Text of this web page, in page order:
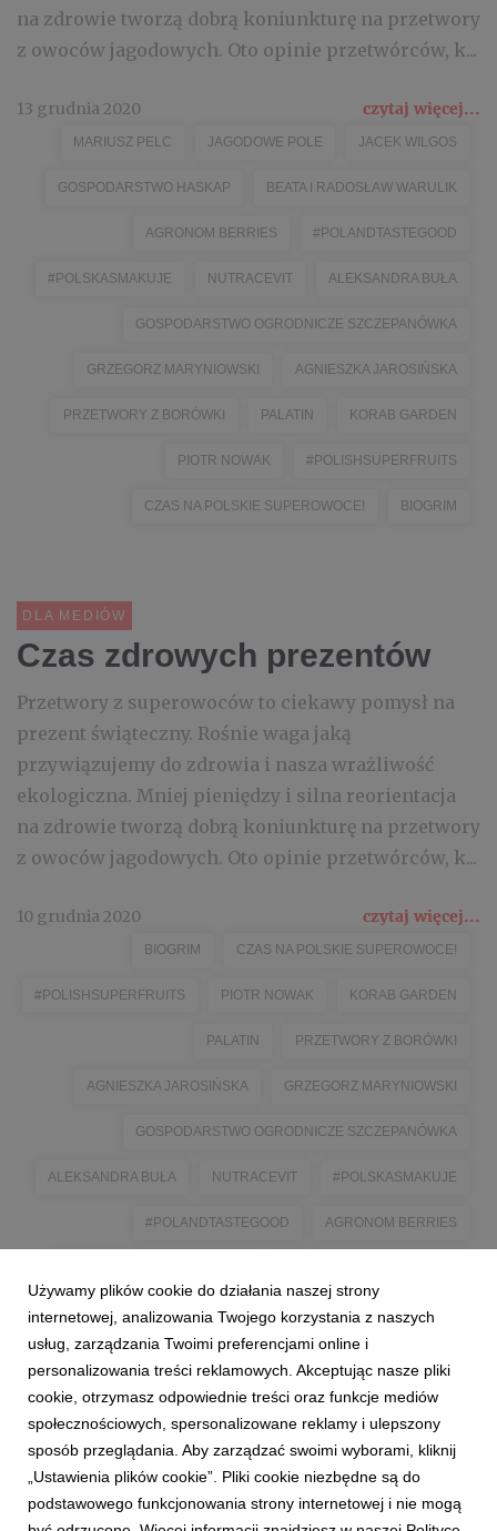
na zdrowie tworzą dobrą koniunkturę na przetwory
z owoców jagodowych. Oto opinie przetwórców, k...
13 grudnia 2020 czytaj więcej...
MARIUSZ PELC JAGODOWE POLE JACEK WILGOS
GOSPODARSTWO HASKAP BEATA I RADOSŁAW WARULIK
AGRONOM BERRIES #POLANDTASTEGOOD
#POLSKASMAKUJE NUTRACEVIT ALEKSANDRA BUŁA
GOSPODARSTWO OGRODNICZE SZCZEPANÓWKA
GRZEGORZ MARYNIOWSKI AGNIESZKA JAROSIŃSKA
PRZETWORY Z BORÓWKI PALATIN KORAB GARDEN
PIOTR NOWAK #POLISHSUPERFRUITS
CZAS NA POLSKIE SUPEROWOCE! BIOGRIM
DLA MEDIÓW
Czas zdrowych prezentów
Przetwory z superowoców to ciekawy pomysł na
prezent świąteczny. Rośnie waga jaką
przywiązujemy do zdrowia i nasza wrażliwość
ekologiczna. Mniej pieniędzy i silna reorientacja
na zdrowie tworzą dobrą koniunkturę na przetwory
z owoców jagodowych. Oto opinie przetwórców, k...
10 grudnia 2020 czytaj więcej...
BIOGRIM CZAS NA POLSKIE SUPEROWOCE!
#POLISHSUPERFRUITS PIOTR NOWAK KORAB GARDEN
PALATIN PRZETWORY Z BORÓWKI
AGNIESZKA JAROSIŃSKA GRZEGORZ MARYNIOWSKI
GOSPODARSTWO OGRODNICZE SZCZEPANÓWKA
ALEKSANDRA BUŁA NUTRACEVIT #POLSKASMAKUJE
#POLANDTASTEGOOD AGRONOM BERRIES
JACEK WILGOS JAGODOWE POLE MARIUSZ PELC
Używamy plików cookie do działania naszej strony
internetowej, analizowania Twojego korzystania z naszych
usług, zarządzania Twoimi preferencjami online i
personalizowania treści reklamowych. Akceptując nasze pliki
cookie, otrzymasz odpowiednie treści oraz funkcje mediów
społecznościowych, spersonalizowane reklamy i ulepszony
sposób przeglądania. Aby zarządzać swoimi wyborami, kliknij
„Ustawienia plików cookie”. Pliki cookie niezbędne są do
podstawowego funkcjonowania strony internetowej i nie mogą